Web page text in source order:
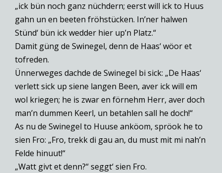
„ick bün noch ganz nüchdern; eerst will ick to Huus
gahn un en beeten fröhstücken. In’ner halwen
Stünd‘ bün ick wedder hier up’n Platz.“
Damit güng de Swinegel, denn de Haas‘ wöor et
tofreden.
Ünnerweges dachde de Swinegel bi sick: „De Haas‘
verlett sick up siene langen Been, aver ick will em
wol kriegen; he is zwar en förnehm Herr, aver doch
man’n dummen Keerl, un betahlen sall he doch!“
As nu de Swinegel to Huuse anköom, spröok he to
sien Fro: „Fro, trekk di gau an, du must mit mi nah’n
Felde hinuut!“
„Watt givt et denn?“ seggt‘ sien Fro.